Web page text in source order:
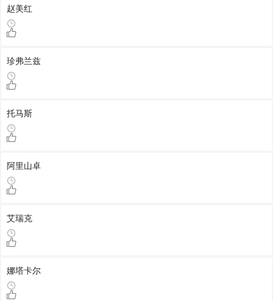
赵美红
珍弗兰兹
托马斯
阿里山卓
艾瑞克
娜塔卡尔